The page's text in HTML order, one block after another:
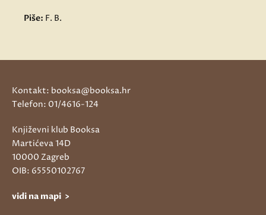
Piše: F. B.
Kontakt: booksa@booksa.hr
Telefon: 01/4616-124
Književni klub Booksa
Martićeva 14D
10000 Zagreb
OIB: 65550102767
vidi na mapi >